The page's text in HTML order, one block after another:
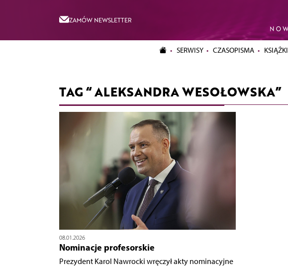
ZAMÓW NEWSLETTER
SERWISY CZASOPISMA KSIĄŻKI
TAG “ ALEKSANDRA WESOŁOWSKA”
08.01.2026
Nominacje profesorskie
Prezydent Karol Nawrocki wręczył akty nominacyjne